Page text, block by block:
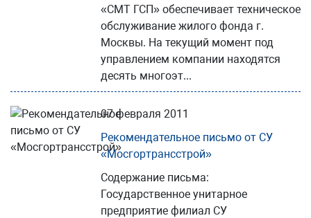
«СМТ ГСП» обеспечивает техническое
обслуживание жилого фонда г.
Москвы. На текущий момент под
управлением компании находятся
десять многоэт...
07 февраля 2011
Рекомендательное письмо от СУ
«Мосгортрансстрой»
Содержание письма:
Государственное унитарное
предприятие филиал СУ